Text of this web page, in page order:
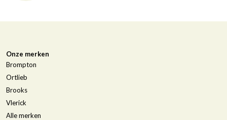
Onze merken
Brompton
Ortlieb
Brooks
Vlerick
Alle merken